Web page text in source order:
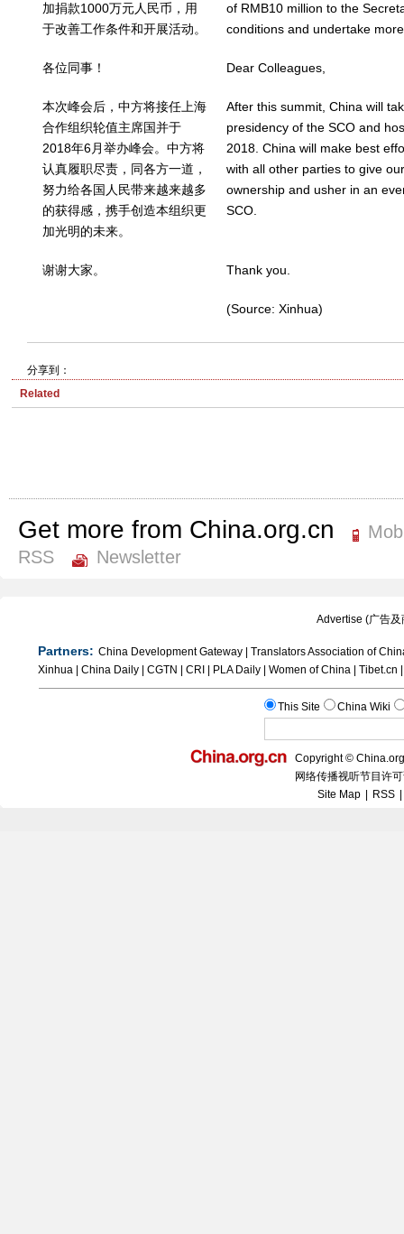
加捐款1000万元人民币，用
于改善工作条件和开展活动。
of RMB10 million to the
conditions and undertake
各位同事！ Dear Colleagues,
本次峰会后，中方将接任上海
合作组织轮值主席国并于
2018年6月举办峰会。中方将
认真履职尽责，同各方一道，
努力给各国人民带来越来越多
的获得感，携手创造本组织更
加光明的未来。
After this summit, China will
presidency of the SCO and
2018. China will make best
with all other parties to give
ownership and usher in an
SCO.
谢谢大家。 Thank you.
(Source: Xinhua)
分享到：
Related
Get more from China.org.cn
RSS
Newsletter